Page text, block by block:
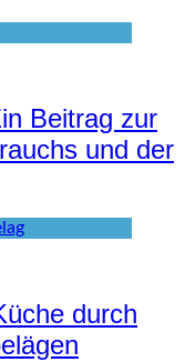
Beitrag zur
und der
durch